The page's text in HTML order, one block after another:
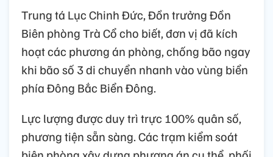
Trung tá Lục Chinh Đức, Đồn trưởng Đồn
Biên phòng Trà Cổ cho biết, đơn vị đã kích
hoạt các phương án phòng, chống bão ngay
khi bão số 3 di chuyển nhanh vào vùng biển
phía Đông Bắc Biển Đông.
Lực lượng được duy trì trực 100% quân số,
phương tiện sẵn sàng. Các trạm kiểm soát